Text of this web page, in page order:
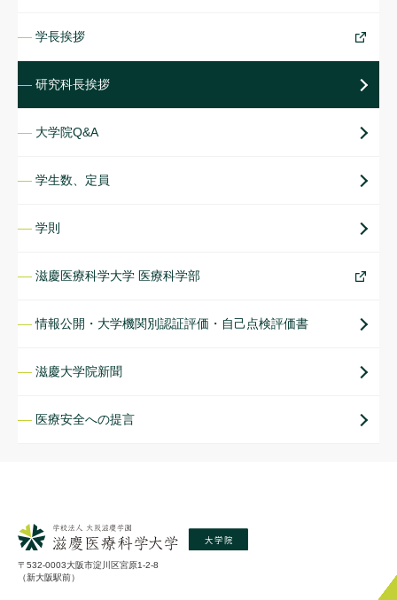
学長挨拶
研究科長挨拶
大学院Q&A
学生数、定員
学則
滋慶医療科学大学 医療科学部
情報公開・大学機関別認証評価・自己点検評価書
滋慶大学院新聞
医療安全への提言
〒532-0003大阪市淀川区宮原1-2-8
（新大阪駅前）